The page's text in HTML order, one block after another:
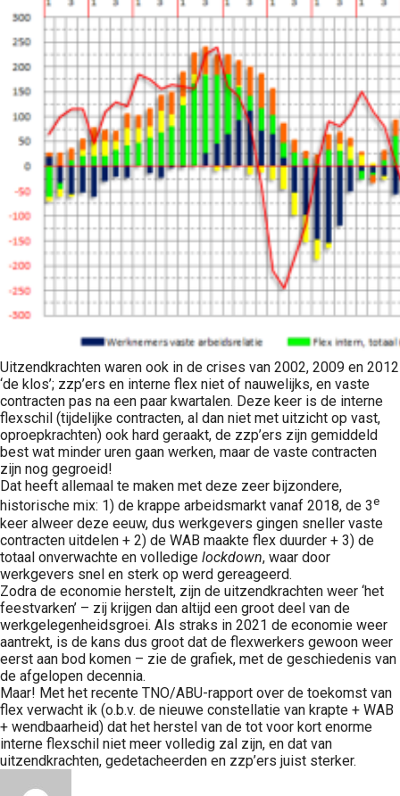
Uitzendkrachten waren ook in de crises van 2002, 2009 en 2012
‘de klos’; zzp’ers en interne flex niet of nauwelijks, en vaste
contracten pas na een paar kwartalen. Deze keer is de interne
flexschil (tijdelijke contracten, al dan niet met uitzicht op vast,
oproepkrachten) ook hard geraakt, de zzp’ers zijn gemiddeld
best wat minder uren gaan werken, maar de vaste contracten
zijn nog gegroeid!
Dat heeft allemaal te maken met deze zeer bijzondere,
historische mix: 1) de krappe arbeidsmarkt vanaf 2018, de 3e
keer alweer deze eeuw, dus werkgevers gingen sneller vaste
contracten uitdelen + 2) de WAB maakte flex duurder + 3) de
totaal onverwachte en volledige lockdown, waar door
werkgevers snel en sterk op werd gereageerd.
Zodra de economie herstelt, zijn de uitzendkrachten weer ‘het
feestvarken’ – zij krijgen dan altijd een groot deel van de
werkgelegenheidsgroei. Als straks in 2021 de economie weer
aantrekt, is de kans dus groot dat de flexwerkers gewoon weer
eerst aan bod komen – zie de grafiek, met de geschiedenis van
de afgelopen decennia.
Maar! Met het recente TNO/ABU-rapport over de toekomst van
flex verwacht ik (o.b.v. de nieuwe constellatie van krapte + WAB
+ wendbaarheid) dat het herstel van de tot voor kort enorme
interne flexschil niet meer volledig zal zijn, en dat van
uitzendkrachten, gedetacheerden en zzp’ers juist sterker.